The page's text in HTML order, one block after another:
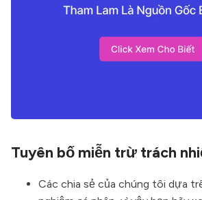
Tuyên bố miễn trừ trách
Các chia sẻ của chúng tôi dựa